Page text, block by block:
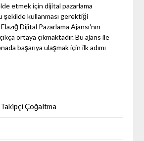
etmek için dijital pazarlama
kullanması gerektiği
Dijital Pazarlama Ajansı'nın
ortaya çıkmaktadır. Bu ajans ile
başarıya ulaşmak için ilk adımı
Çoğaltma